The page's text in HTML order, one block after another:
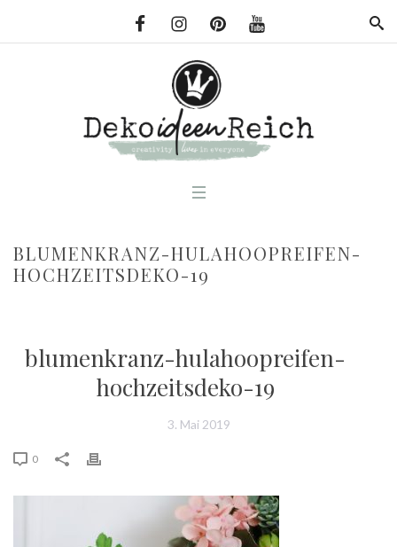
BLUMENKRANZ-HULAHOOPREIFEN-
HOCHZEITSDEKO-19
blumenkranz-hulahoopreifen-
hochzeitsdeko-19
3. Mai 2019
0